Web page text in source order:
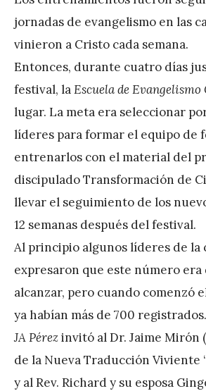
jornadas de evangelismo en las
vinieron a Cristo cada semana.
Entonces, durante cuatro días
festival, laEscuela de
lugar. La meta era seleccionar
líderes para formar el equipo de
entrenarlos con el material del
discipulado Transformación de
llevar el seguimiento de los
12 semanas después del festival.
Al principio algunos líderes de la
expresaron que este número
alcanzar, pero cuando comenzó
ya habían más de 700 registrados.
JA Pérezinvitó al Dr. Jaime
de la Nueva Traducción Viviente
y al Rev. Richard y su esposa